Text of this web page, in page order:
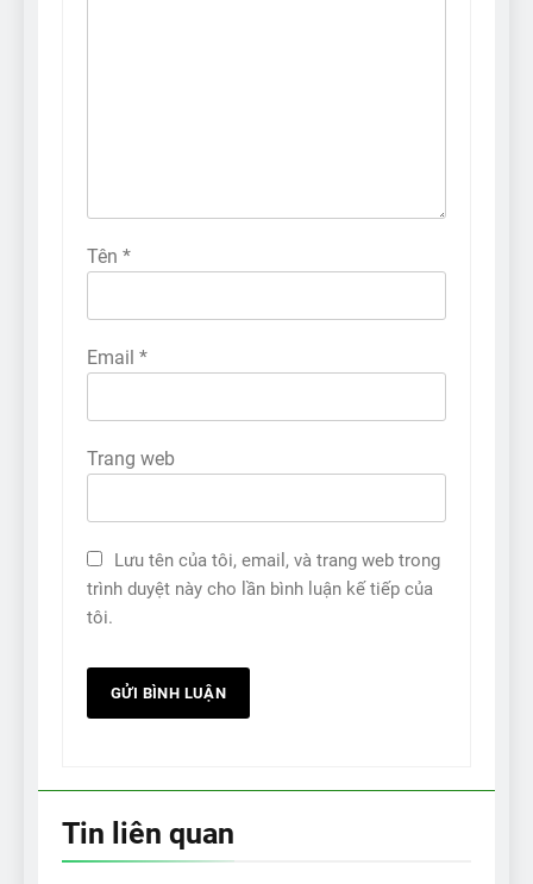
Tên *
Email *
Trang web
Lưu tên của tôi, email, và trang web trong
trình duyệt này cho lần bình luận kế tiếp của
tôi.
Tin liên quan